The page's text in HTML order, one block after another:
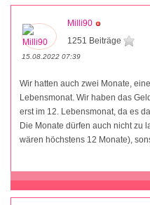
Milli90
1251 Beiträge
15.08.2022 07:39
Wir hatten auch zwei Monate,
Lebensmonat. Wir haben das
erst im 12. Lebensmonat, da es
Die Monate dürfen auch nicht zu
wären höchstens 12 Monate),